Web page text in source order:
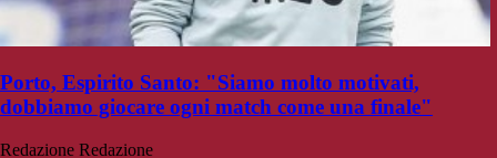
Porto, Espirito Santo: "Siamo molto motivati,
dobbiamo giocare ogni match come una finale"
Redazione Redazione